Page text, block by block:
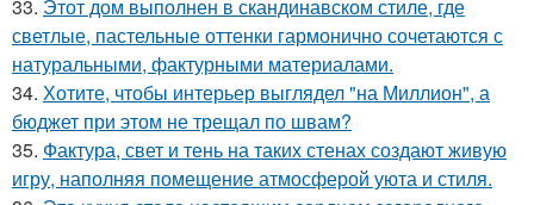
33. Этот дом выполнен в скандинавском стиле, где
светлые, пастельные оттенки гармонично сочетаются с
натуральными, фактурными материалами.
34. Хотите, чтобы интерьер выглядел "на Миллион", а
бюджет при этом не трещал по швам?
35. Фактура, свет и тень на таких стенах создают живую
игру, наполняя помещение атмосферой уюта и стиля.